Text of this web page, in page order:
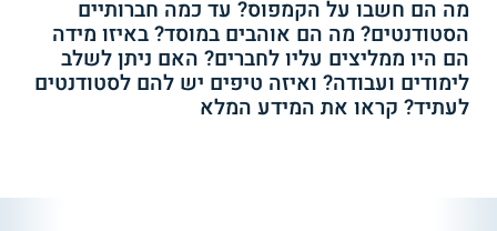
מה הם חשבו על הקמפוס? עד כמה חברותיים
הסטודנטים? מה הם אוהבים במוסד? באיזו מידה
הם היו ממליצים עליו לחברים? האם ניתן לשלב
לימודים ועבודה? ואיזה טיפים יש להם לסטודנטים
לעתיד? קראו את המידע המלא